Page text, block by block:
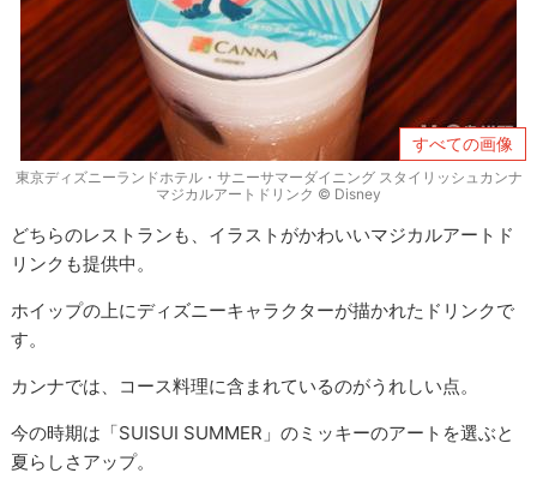
すべての画像
東京ディズニーランドホテル・サニーサマーダイニング スタイリッシュカンナ
マジカルアートドリンク © Disney
どちらのレストランも、イラストがかわいいマジカルアートド
リンクも提供中。
ホイップの上にディズニーキャラクターが描かれたドリンクで
す。
カンナでは、コース料理に含まれているのがうれしい点。
今の時期は「SUISUI SUMMER」のミッキーのアートを選ぶと
夏らしさアップ。